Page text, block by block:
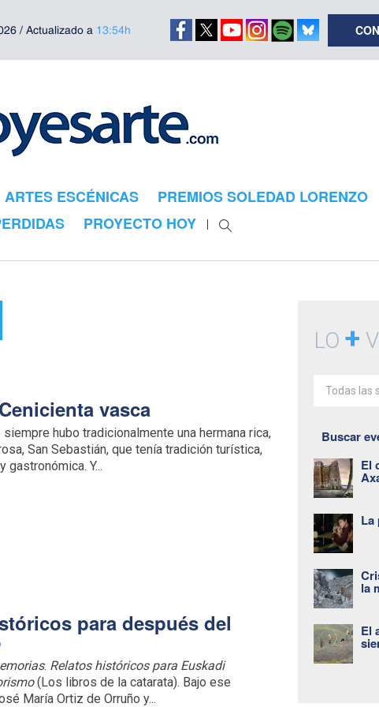
/ Actualizado a 13:54h
ARTES ESCÉNICAS PREMIOS SOLEDAD LORENZO
PROYECTO HOY
vasca
hubo tradicionalmente una hermana rica,
San Sebastián, que tenía tradición turística,
gastronómica. Y...
para después del
. Relatos históricos para Euskadi
(Los libros de la catarata). Bajo ese
María Ortiz de Orruño y...
LO+
Todas las
Buscar
El
La
la
El